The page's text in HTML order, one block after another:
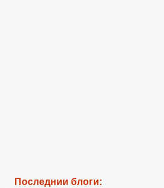
Последнии блоги: